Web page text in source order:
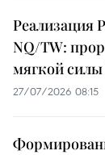
Реализация
NQ/TW:
мягкой
27/07/2026 08:15